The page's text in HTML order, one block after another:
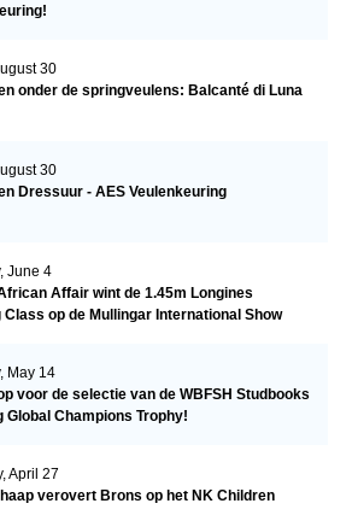
30
onder de springveulens: Balcanté di Luna
30
Dressuur - AES Veulenkeuring
June 4
Affair wint de 1.45m Longines
Class op de Mullingar International Show
May 14
voor de selectie van de WBFSH Studbooks
Global Champions Trophy!
April 27
verovert Brons op het NK Children